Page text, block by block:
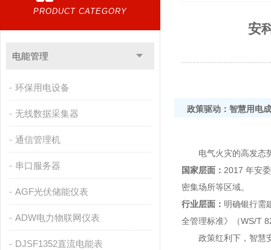
PRODUCT CATEGORY
电能管理
环保用电设备
无线数据采集器
通信管理机
串口服务器
AGF光伏储能仪表
ADW电力物联网仪表
DJSF1352直流电能表
安
政策驱动：智慧用电
电气火灾的高发态
国家层面： 2017 年安
密集场所等区域。
行业层面： 明确银行需
全管理标准》（WS/T
政策红利下，智慧